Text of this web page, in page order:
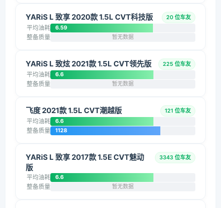
YARiS L 致享 2020款 1.5L CVT科技版 20 位车友
平均油耗 6.59
整备质量 暂无数据
YARiS L 致炫 2021款 1.5L CVT领先版 225 位车友
平均油耗 6.6
整备质量 暂无数据
飞度 2021款 1.5L CVT潮越版 121 位车友
平均油耗 6.6
整备质量 1128
YARiS L 致享 2017款 1.5E CVT魅动
版
3343 位车友
平均油耗 6.6
整备质量 暂无数据